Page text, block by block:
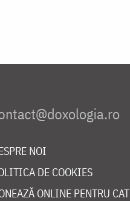
NOI
DE COOKIES
ONLINE PENTRU